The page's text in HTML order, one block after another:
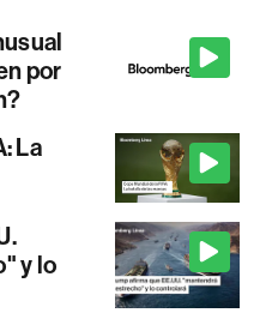
por
La
y lo